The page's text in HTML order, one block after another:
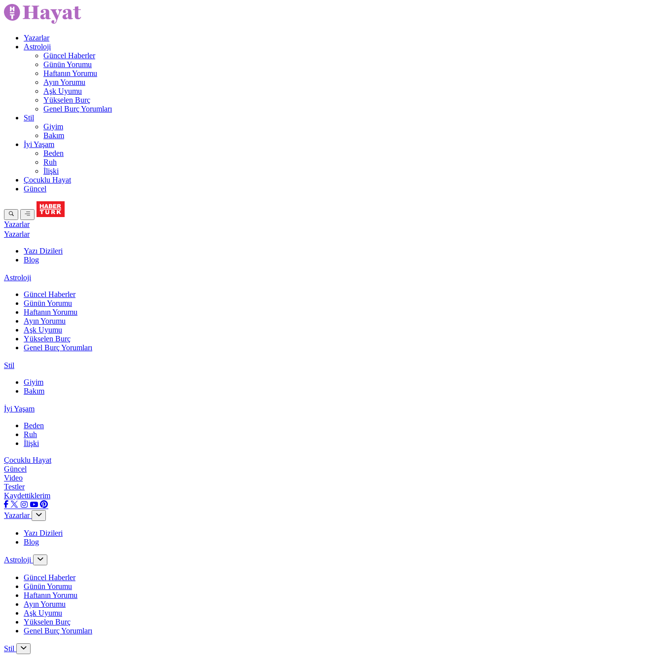
Yazarlar
Astroloji
Güncel Haberler
Günün Yorumu
Haftanın Yorumu
Ayın Yorumu
Aşk Uyumu
Yükselen Burç
Genel Burç Yorumları
Stil
Giyim
Bakım
İyi Yaşam
Beden
Ruh
İlişki
Çocuklu Hayat
Güncel
Yazarlar
Yazarlar
Yazı Dizileri
Blog
Astroloji
Güncel Haberler
Günün Yorumu
Haftanın Yorumu
Ayın Yorumu
Aşk Uyumu
Yükselen Burç
Genel Burç Yorumları
Stil
Giyim
Bakım
İyi Yaşam
Beden
Ruh
İlişki
Çocuklu Hayat
Güncel
Video
Testler
Kaydettiklerim
Yazarlar
Yazı Dizileri
Blog
Astroloji
Güncel Haberler
Günün Yorumu
Haftanın Yorumu
Ayın Yorumu
Aşk Uyumu
Yükselen Burç
Genel Burç Yorumları
Stil